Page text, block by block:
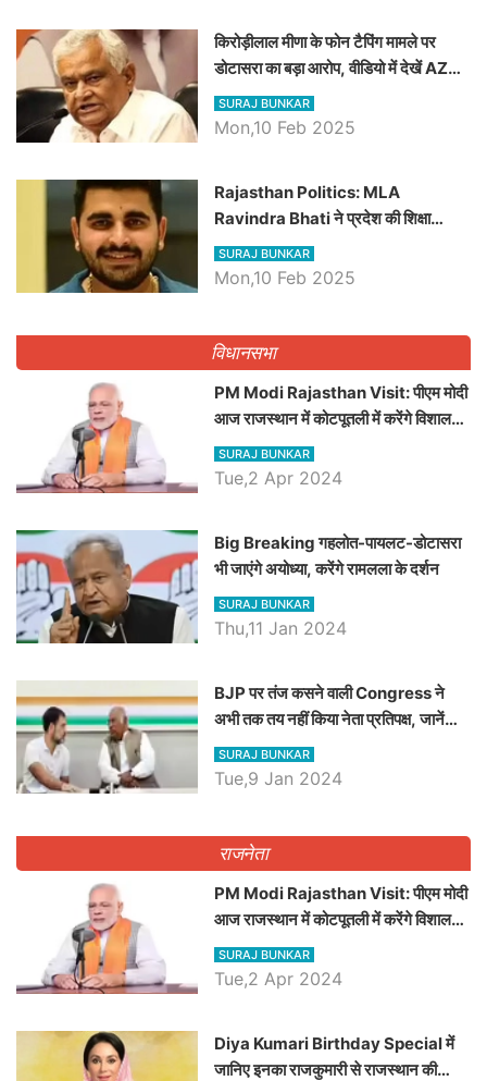
किरोड़ीलाल मीणा के फोन टैपिंग मामले पर
डोटासरा का बड़ा आरोप, वीडियो में देखें AZ
बड़ी खबरें
SURAJ BUNKAR
Mon,10 Feb 2025
Rajasthan Politics: MLA
Ravindra Bhati ने प्रदेश की शिक्षा
व्यवस्था पर उठाए सवाल, Madan
Dilawar पर हमला करते हुए गिनवाये खाली
SURAJ BUNKAR
Mon,10 Feb 2025
विधानसभा
PM Modi Rajasthan Visit: पीएम मोदी
आज राजस्थान में कोटपूतली में करेंगे विशाल
रैली, एक सभा से 8 सीटों पर साधेगें निशाना
SURAJ BUNKAR
Tue,2 Apr 2024
Big Breaking गहलोत-पायलट-डोटासरा
भी जाएंगे अयोध्या, करेंगे रामलला के दर्शन
SURAJ BUNKAR
Thu,11 Jan 2024
BJP पर तंज कसने वाली Congress ने
अभी तक तय नहीं किया नेता प्रतिपक्ष, जानें
कौन होगा दावेदार
SURAJ BUNKAR
Tue,9 Jan 2024
राजनेता
PM Modi Rajasthan Visit: पीएम मोदी
आज राजस्थान में कोटपूतली में करेंगे विशाल
रैली, एक सभा से 8 सीटों पर साधेगें निशाना
SURAJ BUNKAR
Tue,2 Apr 2024
Diya Kumari Birthday Special में
जानिए इनका राजकुमारी से राजस्थान की